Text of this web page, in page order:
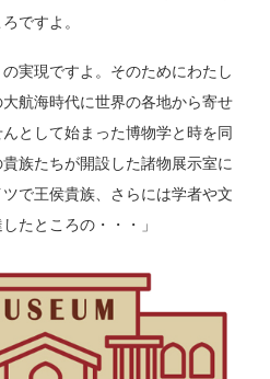
ですよ。
実現ですよ。そのためにわたし
航海時代に世界の各地から寄せ
として始まった博物学と時を同
族たちが開設した諸物展示室に
で王侯貴族、さらには学者や文
たところの・・・」